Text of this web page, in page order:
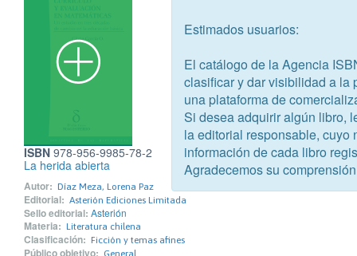
ISBN 978-956-9985-78-2
La herida abierta
Autor: Díaz Meza, Lorena Paz
Editorial: Asterión Ediciones Limitada
Sello editorial: Asterión
Materia: Literatura chilena
Clasificación: Ficción y temas afines
Público objetivo: General
Estimados usuarios:
El catálogo de la Agencia
clasificar y dar visibilidad a la
una plataforma de
Si desea adquirir algún libro,
la editorial responsable, cuyo
información de cada libro
Agradecemos su